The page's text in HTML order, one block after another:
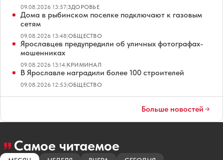
09.08.2026 13:57|ЗДОРОВЬЕ
Дома в рыбинском поселке подключают к газовым
сетям
09.08.2026 13:48|ОБЩЕСТВО
Ярославцев предупредили об уличных фотографах-
мошенниках
09.08.2026 13:14|КРИМИНАЛ
В Ярославле наградили более 100 строителей
09.08.2026 12:53|ОБЩЕСТВО
Больше новостей
Самое читаемое